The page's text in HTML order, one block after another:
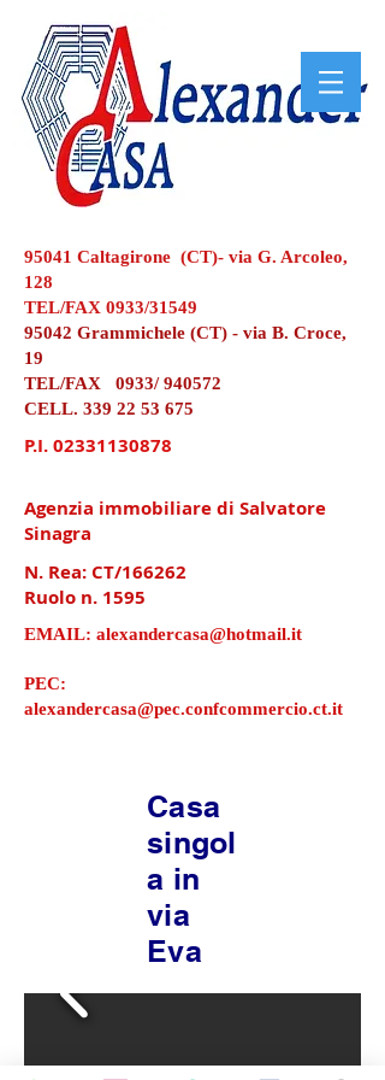
95041 Caltagirone (CT)- via G. Arcoleo,
128
TEL/FAX 0933/31549
95042 Grammichele (CT) - via B. Croce,
19
TEL/FAX 0933/ 940572
CELL. 339 22 53 675
P.I.02331130878
Agenzia immobiliare di Salvatore
Sinagra
N. Rea: CT/166262
Ruolo n. 1595
EMAIL: alexandercasa@hotmail.it
PEC:
alexandercasa@pec.confcommercio.ct.it
Casa
singol
a in
via
Eva